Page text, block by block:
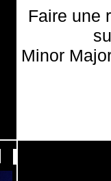
Faire une
Minor